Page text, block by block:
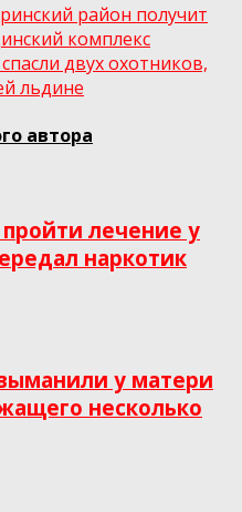
район получит
комплекс
двух охотников,
льдине
автора
лечение у
наркотик
у матери
несколько